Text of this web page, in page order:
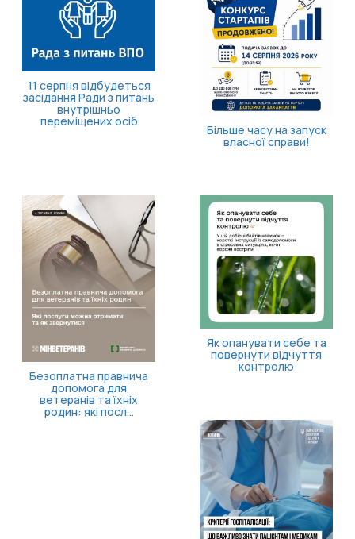
11 серпня відбудеться
засідання Ради з питань
внутрішньо
переміщених осіб
Більше часу на запуск
власної справи!
Безоплатна правнича
допомога для
ветеранів та їхніх
родин: які посл...
Як опанувати себе та
повернути відчуття
контролю